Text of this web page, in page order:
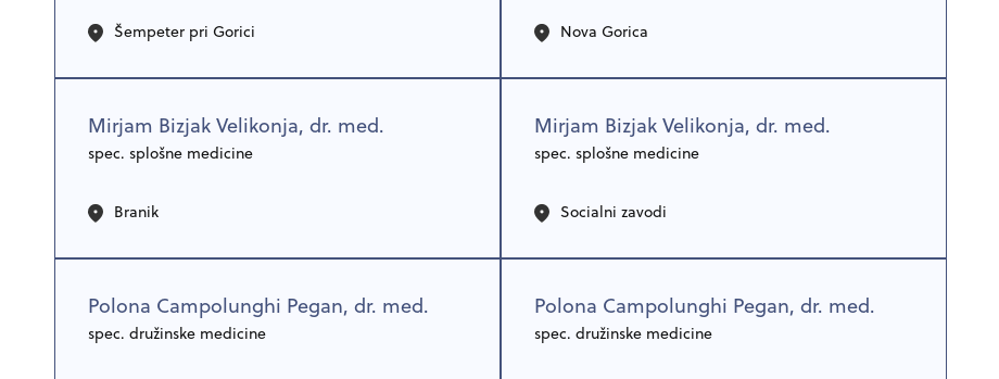
Šempeter pri Gorici Nova Gorica
Mirjam Bizjak Velikonja, dr. med.
spec. splošne medicine
Branik
Mirjam Bizjak Velikonja, dr. med.
spec. splošne medicine
Socialni zavodi
Polona Campolunghi Pegan, dr. med.
spec. družinske medicine
Polona Campolunghi Pegan, dr. med.
spec. družinske medicine